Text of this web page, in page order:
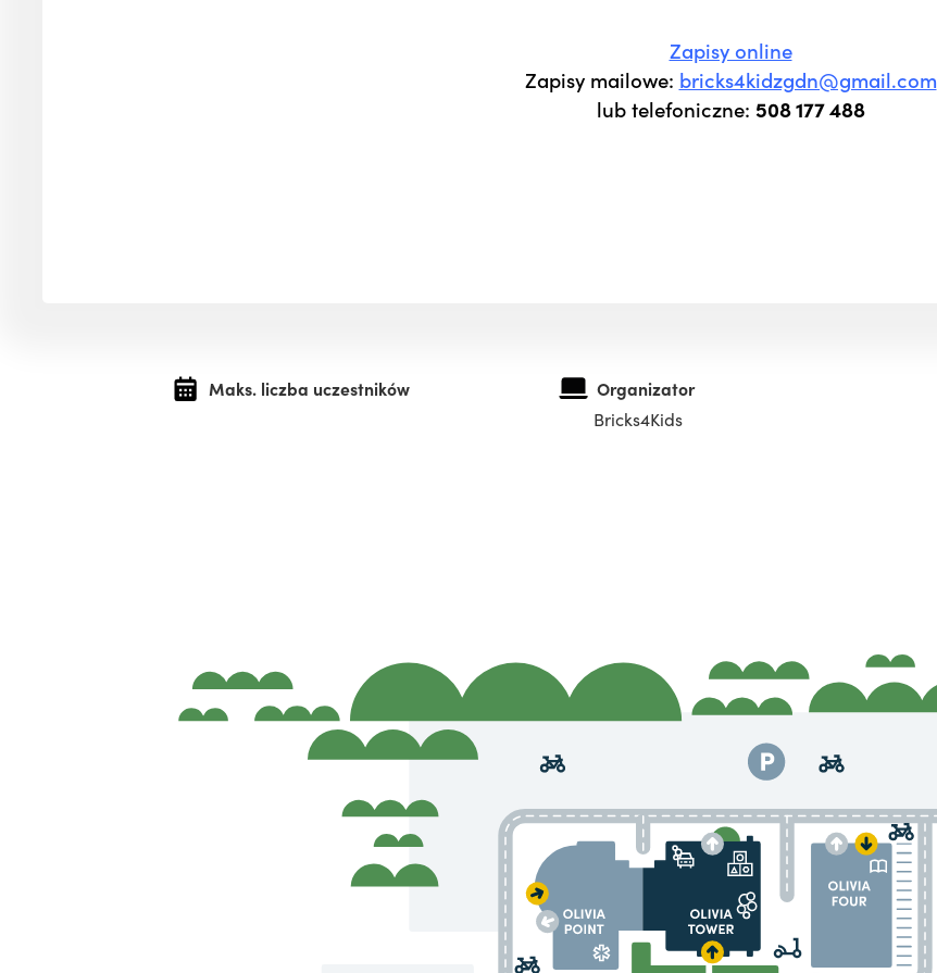
Zapisy online
Zapisy mailowe: bricks4kidzgdn@gmail.com
lub telefoniczne: 508 177 488
Maks. liczba uczestników
Organizator
Bricks4Kids